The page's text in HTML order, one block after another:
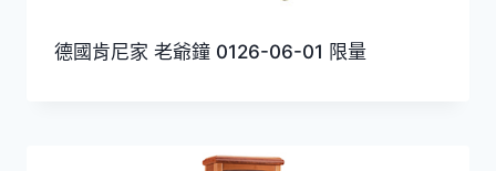
德國肯尼家 老爺鐘 0126-06-01 限量